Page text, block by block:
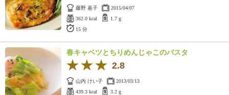
藤野 嘉子
2015/04/07
362.0 kcal
1.7 g
15 分
春キャベツとちりめんじゃこのパスタ
2.8
山内 けい子
2013/03/13
439.3 kcal
3.2 g